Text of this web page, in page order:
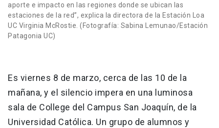
aporte e impacto en las regiones donde se ubican las
estaciones de la red”, explica la directora de la Estación Loa
UC Virginia McRostie. (Fotografía: Sabina Lemunao/Estación
Patagonia UC)
Es viernes 8 de marzo, cerca de las 10 de la
mañana, y el silencio impera en una luminosa
sala de College del Campus San Joaquín, de la
Universidad Católica. Un grupo de alumnos y